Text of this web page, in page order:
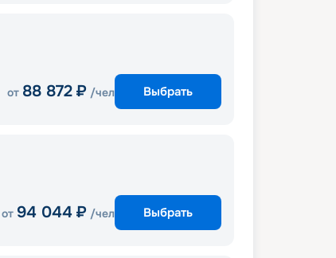
от 88 872 ₽ /чел Выбрать
от 94 044 ₽ /чел Выбрать